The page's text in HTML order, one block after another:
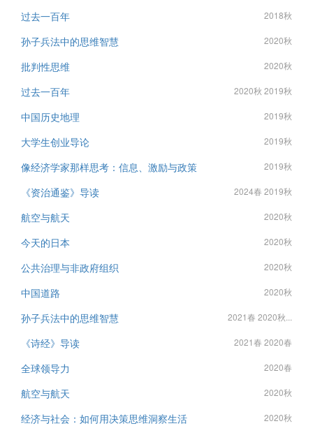
过去一百年 2018秋
孙子兵法中的思维智慧 2020秋
批判性思维 2020秋
过去一百年 2020秋 2019秋
中国历史地理 2019秋
大学生创业导论 2019秋
像经济学家那样思考：信息、激励与政策 2019秋
《资治通鉴》导读 2024春 2019秋
航空与航天 2020秋
今天的日本 2020秋
公共治理与非政府组织 2020秋
中国道路 2020秋
孙子兵法中的思维智慧 2021春 2020秋...
《诗经》导读 2021春 2020春
全球领导力 2020春
航空与航天 2020秋
经济与社会：如何用决策思维洞察生活 2020秋